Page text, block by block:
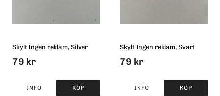
Skylt Ingen reklam, Silver
79 kr
INFO KÖP
Skylt Ingen reklam, Svart
79 kr
INFO KÖP